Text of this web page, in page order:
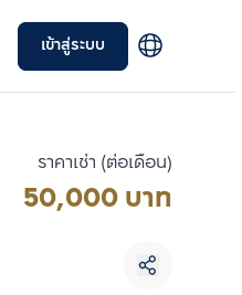
เข้าสู่ระบบ
ราคาเช่า (ต่อเดือน)
50,000 บาท